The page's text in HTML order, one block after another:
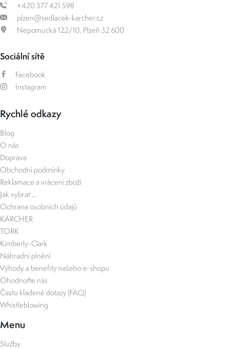
+420 377 421 598
plzen@sedlacek-karcher.cz
Nepomucká 122/10, Plzeň 32 600
Sociální sítě
Facebook
Instagram
Rychlé odkazy
Blog
O nás
Doprava
Obchodní podmínky
Reklamace a vrácení zboží
Jak vybrat ...
Ochrana osobních údajů
KÄRCHER
TORK
Kimberly-Clark
Náhradní plnění
Výhody a benefity našeho e-shopu
Ohodnoťte nás
Často kladené dotazy (FAQ)
Whistleblowing
Menu
Služby